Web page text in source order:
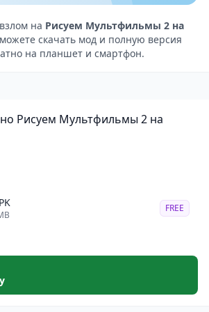
эффекты и озвучку, что делает
живыми и интересными.
записывать свой голос или
звуковые файлы.
в социальных сетях.
Рисуем Мультфильмы 2 не
и анимации.
границ: Пользователи могут
возрастов: Приложение
так и взрослым, что делает его
на Рисуем Мультфильмы 2 на
скачать мод и полную версия
на планшет и смартфон.
Рисуем Мультфильмы 2 на
FREE